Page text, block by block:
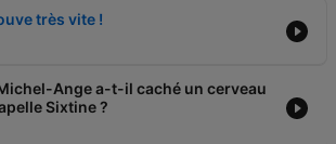
très vite !
Ange a-t-il caché un cerveau
Sixtine ?